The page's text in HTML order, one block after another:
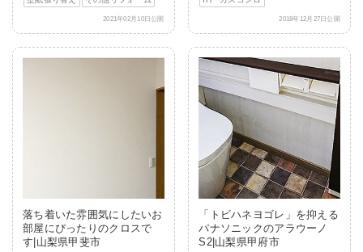
2021年02月10日公開 2018年12月27日公開
落ち着いた雰囲気にしたいお
部屋にぴったりのクロスで
す|山梨県甲斐市
「トビハネヨゴレ」を抑える
パナソニックのアラウーノ
S2|山梨県甲府市